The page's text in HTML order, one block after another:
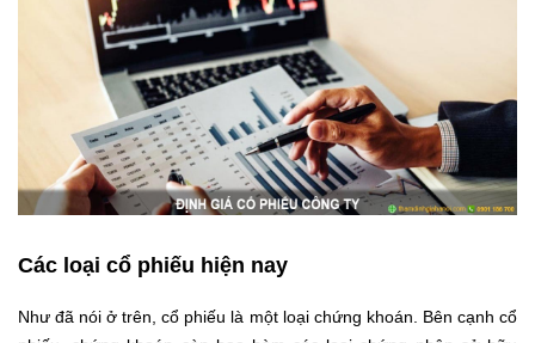
Các loại cổ phiếu hiện nay
Như đã nói ở trên, cổ phiếu là một loại chứng khoán. Bên cạnh cổ